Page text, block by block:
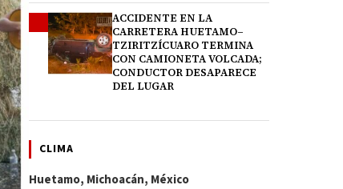
ACCIDENTE EN LA
CARRETERA HUETAMO–
TZIRITZÍCUARO TERMINA
CON CAMIONETA VOLCADA;
CONDUCTOR DESAPARECE
DEL LUGAR
CLIMA
Huetamo, Michoacán, México